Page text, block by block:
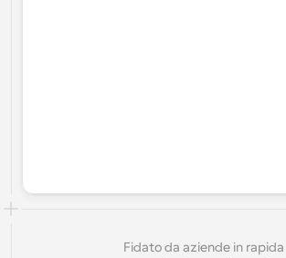
Fidato da aziende in rapida